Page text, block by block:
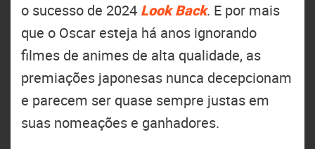
o sucesso de 2024 Look Back. E por mais
que o Oscar esteja há anos ignorando
filmes de animes de alta qualidade, as
premiações japonesas nunca decepcionam
e parecem ser quase sempre justas em
suas nomeações e ganhadores.